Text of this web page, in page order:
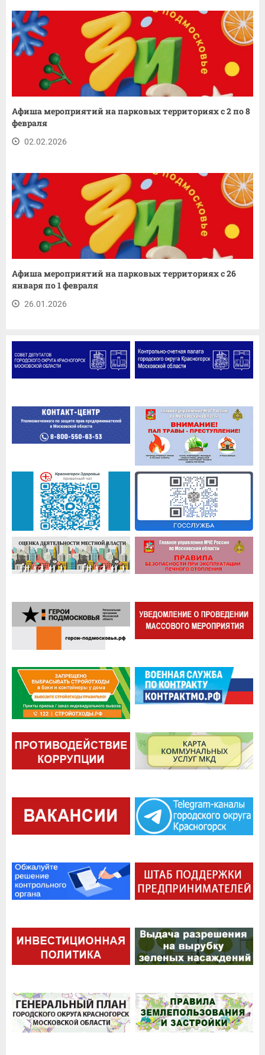
Афиша мероприятий на парковых территориях с 2 по 8
февраля
02.02.2026
Афиша мероприятий на парковых территориях с 26
января по 1 февраля
26.01.2026